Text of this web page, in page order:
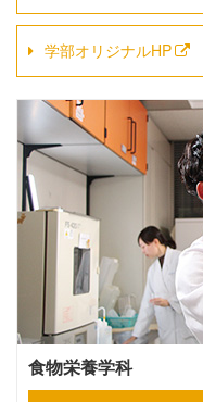
学部オリジナルHP
食物栄養学科